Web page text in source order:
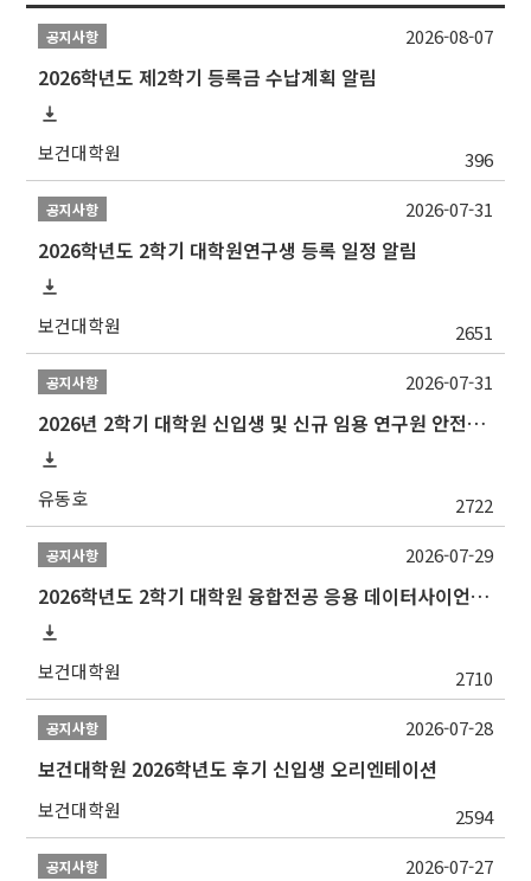
공지사항
2026학년도 제2학기 등록금 수납계획 알림
보건대학원 396
2026-08-07
공지사항
2026학년도 2학기 대학원연구생 등록 일정 알림
보건대학원 2651
2026-07-31
공지사항
2026년 2학기 대학원 신입생 및 신규 임용 연구원 안전환경교육(신규교육) 실시 안내
유동호 2722
2026-07-31
공지사항
2026학년도 2학기 대학원 융합전공 응용 데이터사이언스 선발 계획 알림
보건대학원 2710
2026-07-29
공지사항
보건대학원 2026학년도 후기 신입생 오리엔테이션
보건대학원 2594
2026-07-28
공지사항 2026-07-27